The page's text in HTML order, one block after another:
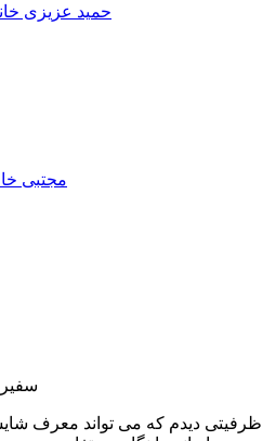
حمید عزیزی
مجتبی